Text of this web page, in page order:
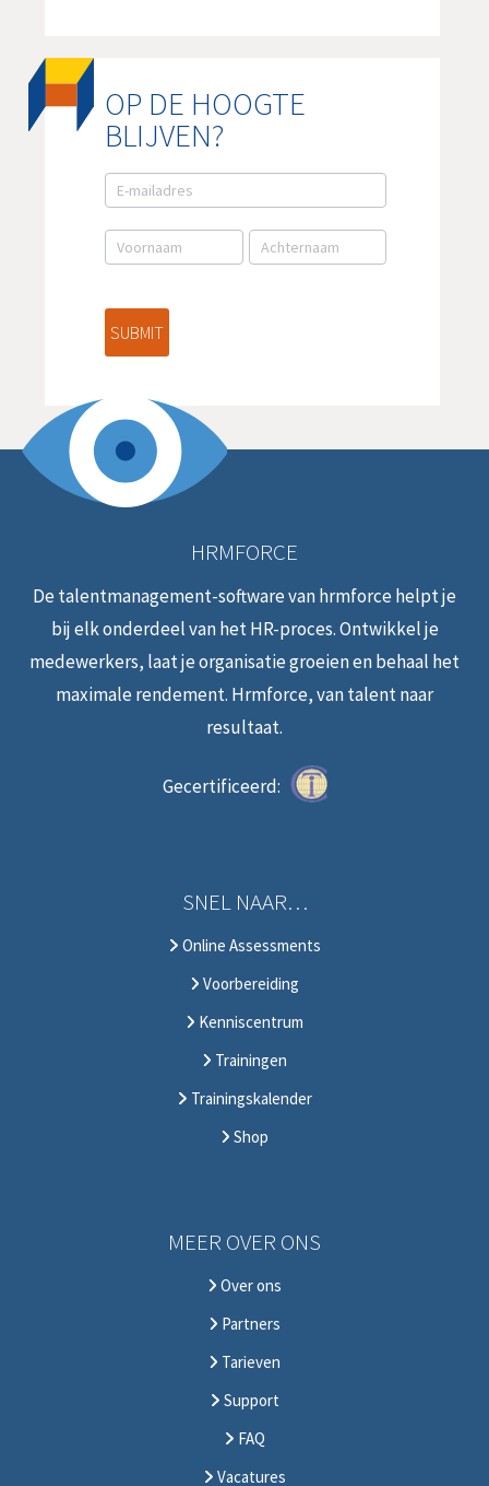
OP DE HOOGTE
BLIJVEN?
E-
mail
aanmelding
NL
SUBMIT
HRMFORCE
De talentmanagement-software van hrmforce helpt je
bij elk onderdeel van het HR-proces. Ontwikkel je
medewerkers, laat je organisatie groeien en behaal het
maximale rendement. Hrmforce, van talent naar
resultaat.
Gecertificeerd:
SNEL NAAR…
Online Assessments
Voorbereiding
Kenniscentrum
Trainingen
Trainingskalender
Shop
MEER OVER ONS
Over ons
Partners
Tarieven
Support
FAQ
Vacatures